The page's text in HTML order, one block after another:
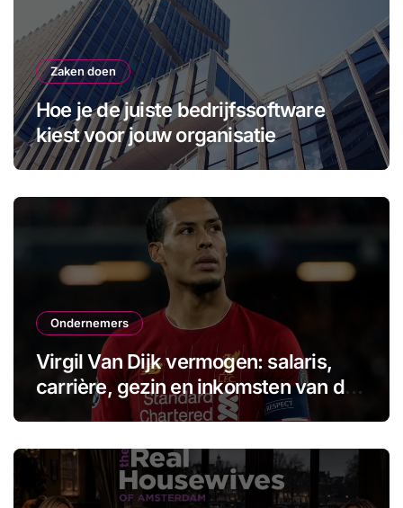
Zaken doen
Hoe je de juiste bedrijfssoftware
kiest voor jouw organisatie
Ondernemers
Virgil Van Dijk vermogen: salaris,
carrière, gezin en inkomsten van de
aanvoerder